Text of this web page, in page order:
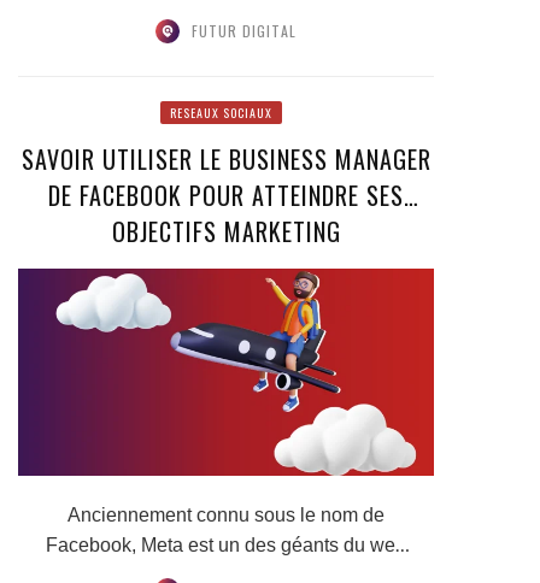
FUTUR DIGITAL
RESEAUX SOCIAUX
SAVOIR UTILISER LE BUSINESS MANAGER
DE FACEBOOK POUR ATTEINDRE SES
OBJECTIFS MARKETING
Anciennement connu sous le nom de
Facebook, Meta est un des géants du web
ayant participé à la...